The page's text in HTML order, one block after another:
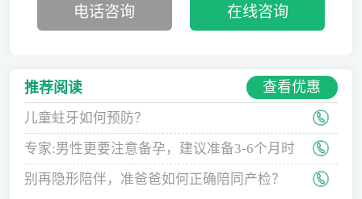
电话咨询 在线咨询
推荐阅读 查看优惠
儿童蛀牙如何预防？
专家:男性更要注意备孕，建议准备3-6个月时
间
别再隐形陪伴，准爸爸如何正确陪同产检？